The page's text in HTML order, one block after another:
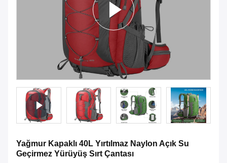
Yağmur Kapaklı 40L Yırtılmaz Naylon Açık Su
Geçirmez Yürüyüş Sırt Çantası